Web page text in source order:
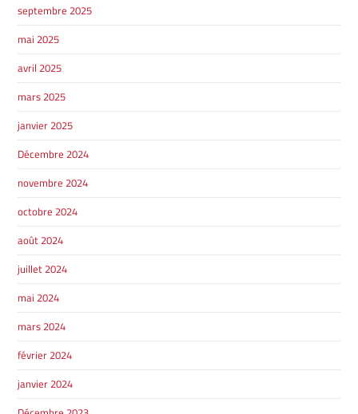
septembre 2025
mai 2025
avril 2025
mars 2025
janvier 2025
Décembre 2024
novembre 2024
octobre 2024
août 2024
juillet 2024
mai 2024
mars 2024
février 2024
janvier 2024
DRUMMONDVILLE